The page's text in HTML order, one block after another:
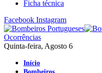
Ficha técnica
Facebook Instagram
Ocorrências
Quinta-feira, Agosto 6
Início
Bombeiros